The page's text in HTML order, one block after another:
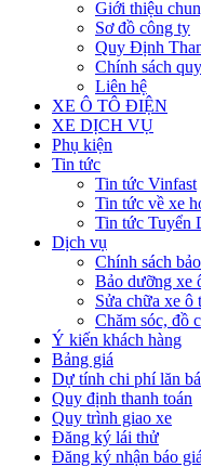
Giới thiệu
Sơ đồ công ty
Quy Định
Chính sách
Liên hệ
XE Ô TÔ ĐIỆN
XE DỊCH VỤ
Phụ kiện
Tin tức
Tin tức Vinfast
Tin tức về xe
Tin tức Tuyển
Dịch vụ
Chính sách
Bảo dưỡng xe
Sửa chữa xe ô
Chăm sóc, đồ
Ý kiến khách hàng
Bảng giá
Dự tính chi phí lăn
Quy định thanh toán
Quy trình giao xe
Đăng ký lái thử
Đăng ký nhận báo giá